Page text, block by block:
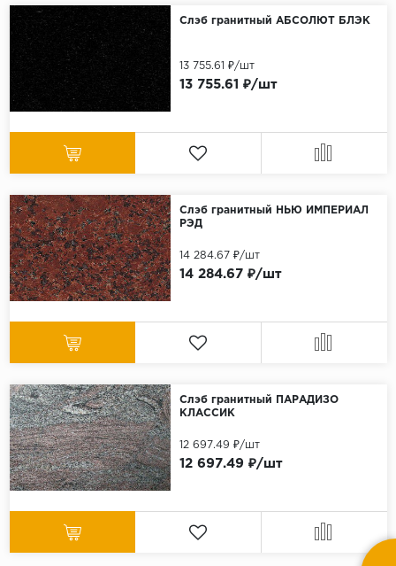
Слэб гранитный АБСОЛЮТ БЛЭК
13 755.61 ₽/шт
13 755.61 ₽/шт
Слэб гранитный НЬЮ ИМПЕРИАЛ
РЭД
14 284.67 ₽/шт
14 284.67 ₽/шт
Слэб гранитный ПАРАДИЗО
КЛАССИК
12 697.49 ₽/шт
12 697.49 ₽/шт